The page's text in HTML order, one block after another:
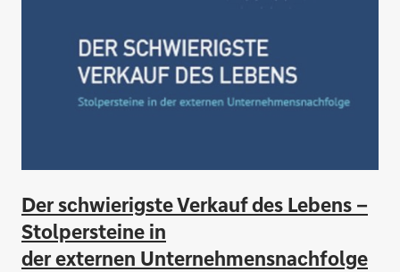
Der schwierigste Verkauf des Lebens –
Stolpersteine in
der externen Unternehmensnachfolge